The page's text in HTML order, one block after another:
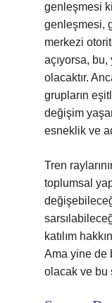
genleşmesi
genleşmesi,
merkezi
açıyorsa,
olacaktır.
grupların
değişim
esneklik ve
Tren
toplumsal
katılım
Ama yine de
olacak ve bu